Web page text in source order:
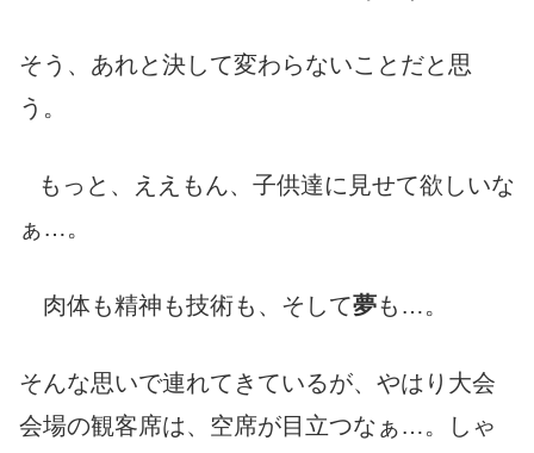
そう、あれと決して変わらないことだと思
う。
もっと、ええもん、子供達に見せて欲しいな
ぁ…。
肉体も精神も技術も、そして夢も…。
そんな思いで連れてきているが、やはり大会
会場の観客席は、空席が目立つなぁ…。しゃ